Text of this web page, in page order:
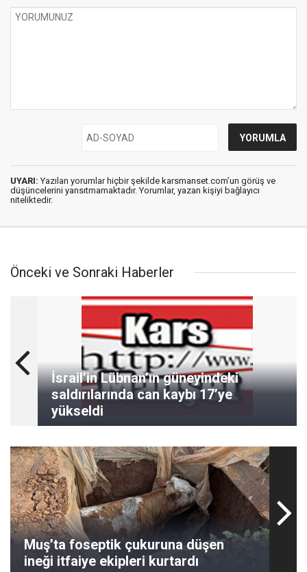
UYARI: Yazılan yorumlar hiçbir şekilde karsmanset.com’un görüş ve
düşüncelerini yansıtmamaktadır. Yorumlar, yazan kişiyi bağlayıcı
niteliktedir.
Önceki ve Sonraki Haberler
İsrail’in Lübnan’ın güneyindeki
saldırılarında can kaybı 17’ye
yükseldi
Muş’ta foseptik çukuruna düşen
ineği itfaiye ekipleri kurtardı